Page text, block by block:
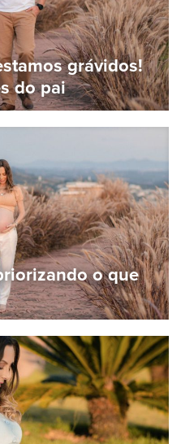
grávidos!
do pai
o que